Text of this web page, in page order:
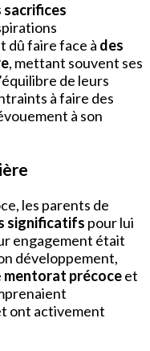
sacrifices
dû faire face à des
, mettant souvent ses
de leurs
à faire des
à son
les parents de
significatifs pour lui
engagement était
développement,
mentorat précoceet
ont activement